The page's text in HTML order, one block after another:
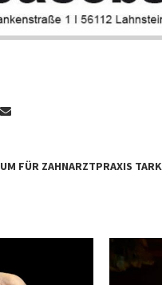
FÜR ZAHNARZTPRAXIS